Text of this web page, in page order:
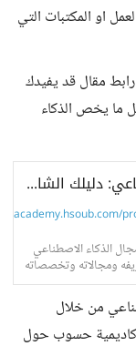
او المكتبات التي
مقال قد يفيدك
ما يخص الذكاء
الذكاء الاصطناعي: دليلك الشامل
academy.hsoub.com/
الذكاء الاصطناعي
ومجالاته وتخصصاته
في تخصص الذكاء
من خلال
اكاديمية حسوب حول